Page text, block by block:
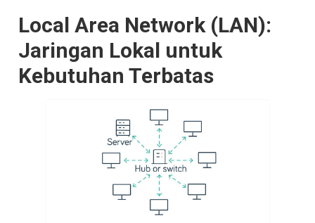
Local Area Network (LAN):
Jaringan Lokal untuk
Kebutuhan Terbatas